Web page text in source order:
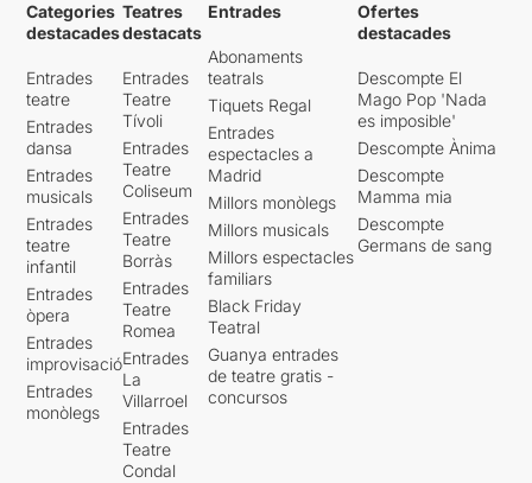
Categories
destacades
Entrades
teatre
Entrades
dansa
Entrades
musicals
Entrades
teatre
infantil
Entrades
òpera
Entrades
improvisació
Entrades
monòlegs
Teatres
destacats
Entrades
Teatre
Tívoli
Entrades
Teatre
Coliseum
Entrades
Teatre
Borràs
Entrades
Teatre
Romea
Entrades
La
Villarroel
Entrades
Teatre
Condal
Entrades
Abonaments
teatrals
Tiquets Regal
Entrades
espectacles a
Madrid
Millors monòlegs
Millors musicals
Millors espectacles
familiars
Black Friday
Teatral
Guanya entrades
de teatre gratis -
concursos
Ofertes
destacades
Descompte El
Mago Pop 'Nada
es imposible'
Descompte Ànima
Descompte
Mamma mia
Descompte
Germans de sang